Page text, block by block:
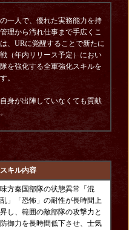
一人で、優れた実務能力を持
理から汚れ仕事まで手広くこ
、URに覚醒することで新たに
（年内リリース予定）におい
を強化する全軍強化スキルを
。
身が出陣していなくても貢献
スキル内容
味方秦国部隊の状態異常「混
乱」「恐怖」の耐性が長時間上
昇し、範囲の敵部隊の攻撃力と
防御力を長時間低下させ、士気